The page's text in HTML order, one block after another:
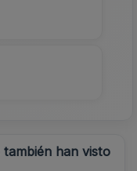
han visto